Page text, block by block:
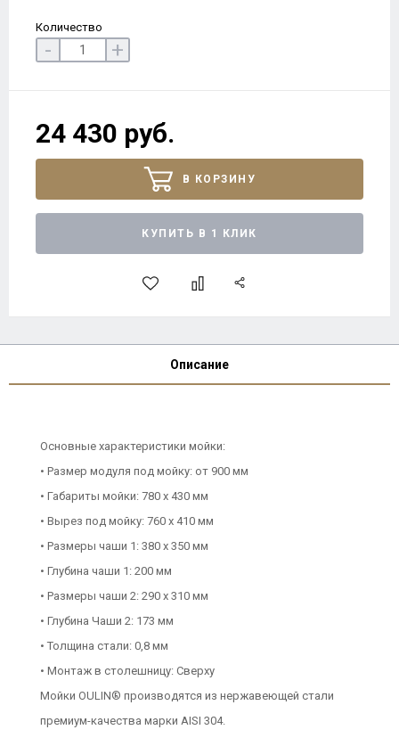
Количество
- +
24 430 руб.
В КОРЗИНУ
КУПИТЬ В 1 КЛИК
Описание
Основные характеристики мойки:
• Размер модуля под мойку: от 900 мм
• Габариты мойки: 780 x 430 мм
• Вырез под мойку: 760 x 410 мм
• Размеры чаши 1: 380 х 350 мм
• Глубина чаши 1: 200 мм
• Размеры чаши 2: 290 х 310 мм
• Глубина Чаши 2: 173 мм
• Толщина стали: 0,8 мм
• Монтаж в столешницу: Сверху
Мойки OULIN® производятся из нержавеющей стали
премиум-качества марки AISI 304.